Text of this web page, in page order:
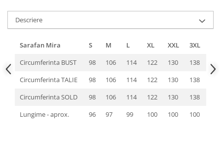
Descriere
Sarafan Mira S M L XL XXL
3XL
Circumferinta BUST
98 106 114 122 130
138
Circumferinta TALIE
98 106 114 122 130
138
Circumferinta SOLD
98 106 114 122 130
138
Lungime - aprox.
96 97 99 100 100 100